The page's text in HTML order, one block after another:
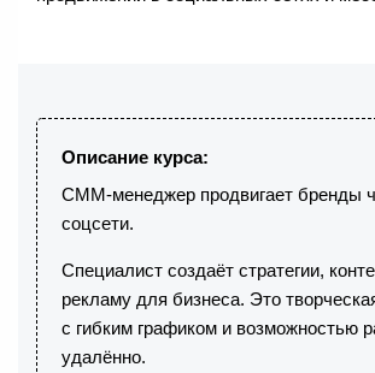
Описание курса:
СММ-менеджер продвигает бренды
соцсети.
Специалист создаёт стратегии,
рекламу для бизнеса. Это
с гибким графиком и возможностью
удалённо.